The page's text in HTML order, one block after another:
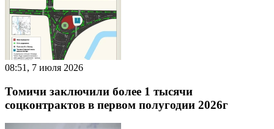
08:51, 7 июля 2026
Томичи заключили более 1 тысячи
соцконтрактов в первом полугодии 2026г